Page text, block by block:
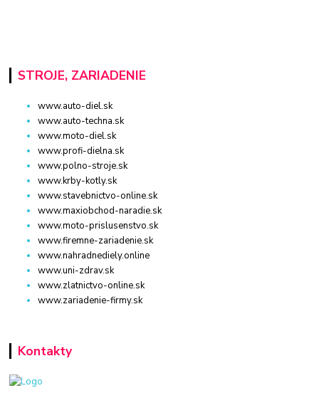
STROJE, ZARIADENIE
www.auto-diel.sk
www.auto-techna.sk
www.moto-diel.sk
www.profi-dielna.sk
www.polno-stroje.sk
www.krby-kotly.sk
www.stavebnictvo-online.sk
www.maxiobchod-naradie.sk
www.moto-prislusenstvo.sk
www.firemne-zariadenie.sk
www.nahradnediely.online
www.uni-zdrav.sk
www.zlatnictvo-online.sk
www.zariadenie-firmy.sk
Kontakty